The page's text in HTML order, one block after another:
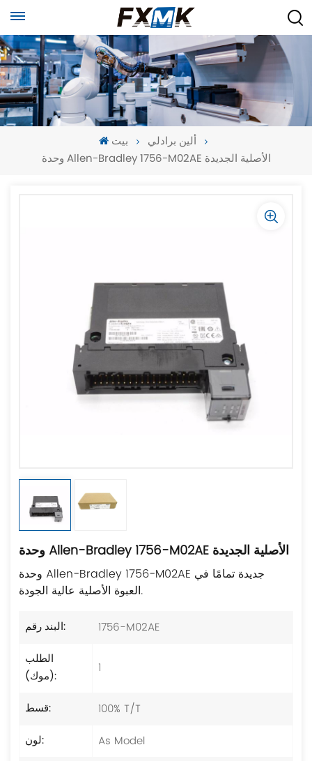
بيت
ألين برادلي
وحدة Allen-Bradley 1756-M02AE الأصلية الجديدة
وحدة Allen-Bradley 1756-M02AE الأصلية الجديدة
وحدة Allen-Bradley 1756-M02AE جديدة تمامًا في
العبوة الأصلية عالية الجودة.
البند رقم:
1756-M02AE
الطلب
(موك):
1
قسط:
100% T/T
لون:
As Model